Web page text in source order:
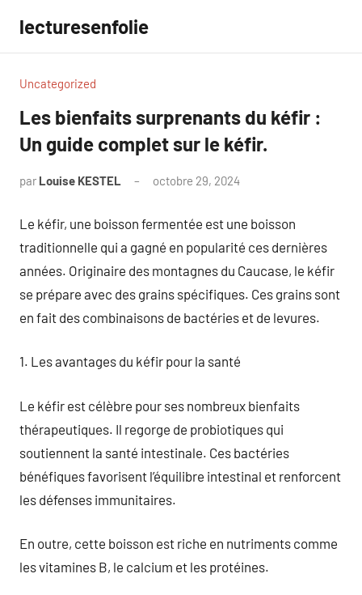
contenu
lecturesenfolie
Uncategorized
Les bienfaits surprenants du kéfir :
Un guide complet sur le kéfir.
par Louise KESTEL octobre 29, 2024
Le kéfir, une boisson fermentée est une boisson
traditionnelle qui a gagné en popularité ces dernières
années. Originaire des montagnes du Caucase, le kéfir
se prépare avec des grains spécifiques. Ces grains sont
en fait des combinaisons de bactéries et de levures.
1. Les avantages du kéfir pour la santé
Le kéfir est célèbre pour ses nombreux bienfaits
thérapeutiques. Il regorge de probiotiques qui
soutiennent la santé intestinale. Ces bactéries
bénéfiques favorisent l’équilibre intestinal et renforcent
les défenses immunitaires.
En outre, cette boisson est riche en nutriments comme
les vitamines B, le calcium et les protéines.